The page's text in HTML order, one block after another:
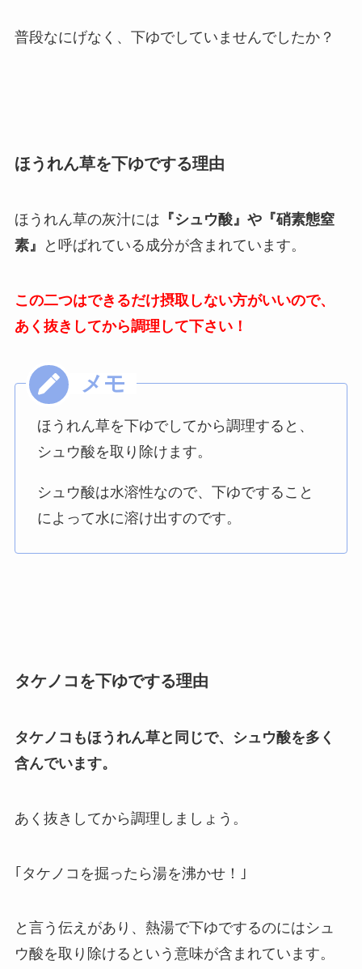
普段なにげなく、下ゆでしていませんでしたか？
ほうれん草を下ゆでする理由
ほうれん草の灰汁には 『シュウ酸』や『硝素態窒
素』
と呼ばれている成分が含まれています。
この二つはできるだけ摂取しない方がいいので、
あく抜きしてから調理して下さい！
ほうれん草を下ゆでしてから調理すると、
シュウ酸を取り除けます。
シュウ酸は水溶性なので、下ゆですること
によって水に溶け出すのです。
タケノコを下ゆでする理由
タケノコもほうれん草と同じで、シュウ酸を多く
含んでいます。
あく抜きしてから調理しましょう。
｢タケノコを掘ったら湯を沸かせ！｣
と言う伝えがあり、熱湯で下ゆでするのにはシュ
ウ酸を取り除けるという意味が含まれています。